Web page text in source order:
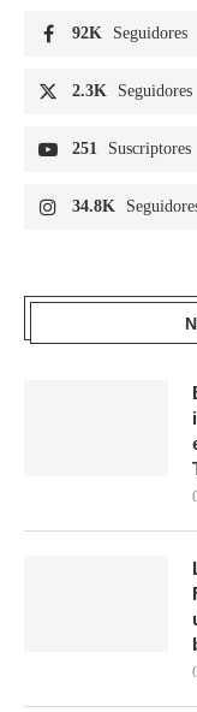
92K Seguidores
2.3K Seguidores
251 Suscriptores
34.8K